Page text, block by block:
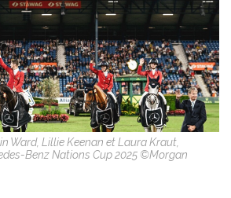
Ward, Lillie Keenan et Laura Kraut,
Benz Nations Cup 2025 ©Morgan